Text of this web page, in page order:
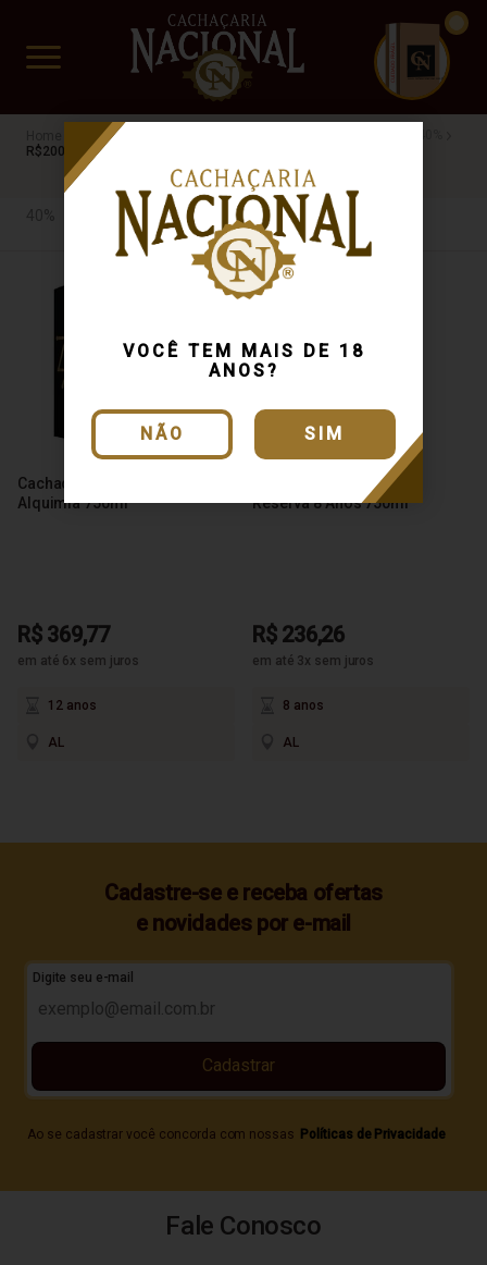
VOCÊ TEM MAIS DE 18
ANOS?
NÃO SIM
www.cachacarianacional.com.br
CUIDADO FRÁGIL
Cachaça
R$200 a R$500
Cachaça Gogó da Ema
Alquimia 750ml
R$ 369,77
em até 6x sem juros
12 anos
AL
Cachaça Gogó da Ema
Reserva 8 Anos 750ml
R$ 236,26
em até 3x sem juros
8 anos
AL
Cadastre-se e receba ofertas
e novidades por e-mail
Digite seu e-mail
Ao se cadastrar você concorda com nossas Políticas de Privacidade
Cadastrar
Fale Conosco